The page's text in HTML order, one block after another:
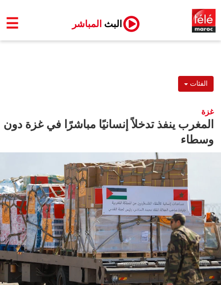
☰ البث المباشر
الفئات
غزة
المغرب ينفذ تدخلاً إنسانيًا مباشرًا في غزة دون
وسطاء